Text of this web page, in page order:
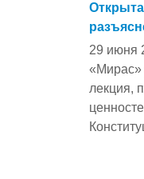
29 июня
«Мирас»
лекция,